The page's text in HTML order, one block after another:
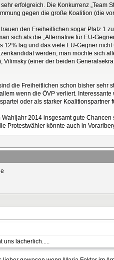
erfolgreich. Die Konkurrenz „Team
gegen die große Koalition (die
den Freiheitlichen sogar Platz 1
sich als die „Alternative für EU-
12% lag und das viele EU-Gegner
werden, man möchte sich
Vilimsky (einer der beiden
die Freiheitlichen schon bisher sehr
wenn die ÖVP verliert.
oder als starker Koalitionspartner
2014 insgesamt gute
Protestwähler könnte auch in
uns lächerlich.....